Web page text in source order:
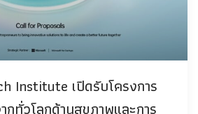
Institute เปิดรับโครงการ
กทั่วโลกด้านสุขภาพและการ